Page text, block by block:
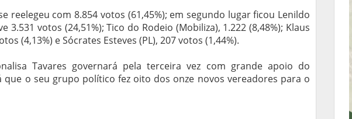
reelegeu com 8.854 votos (61,45%); em segundo lugar ficou Lenildo
3.531 votos (24,51%); Tico do Rodeio (Mobiliza), 1.222 (8,48%); Klaus
(4,13%) e Sócrates Esteves (PL), 207 votos (1,44%).
Tavares governará pela terceira vez com grande apoio do
que o seu grupo político fez oito dos onze novos vereadores para o